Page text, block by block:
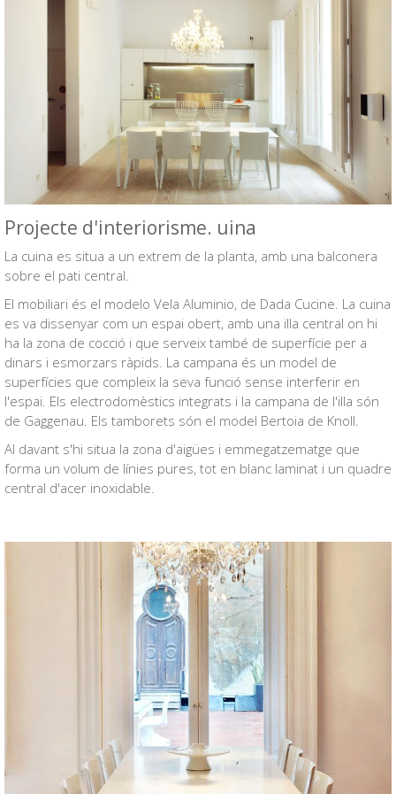
Projecte d'interiorisme. uina
La cuina es situa a un extrem de la planta, amb una balconera
sobre el pati central.
El mobiliari és el modelo Vela Aluminio, de Dada Cucine. La cuina
es va dissenyar com un espai obert, amb una illa central on hi
ha la zona de cocció i que serveix també de superfície per a
dinars i esmorzars ràpids. La campana és un model de
superfícies que compleix la seva funció sense interferir en
l'espai. Els electrodomèstics integrats i la campana de l'illa són
de Gaggenau. Els tamborets són el model Bertoia de Knoll.
Al davant s'hi situa la zona d'aigües i emmegatzematge que
forma un volum de línies pures, tot en blanc laminat i un quadre
central d'acer inoxidable.